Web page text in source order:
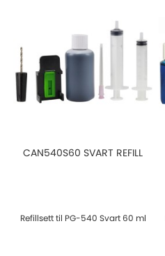
CAN540S60 SVART REFILL
Refillsett til PG-540 Svart 60 ml